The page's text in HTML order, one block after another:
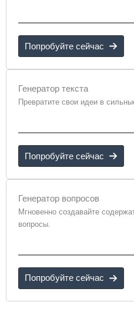
Попробуйте сейчас
Генератор текста
Превратите свои идеи в
Попробуйте сейчас
Генератор вопросов
Мгновенно создавайте
вопросы.
Попробуйте сейчас